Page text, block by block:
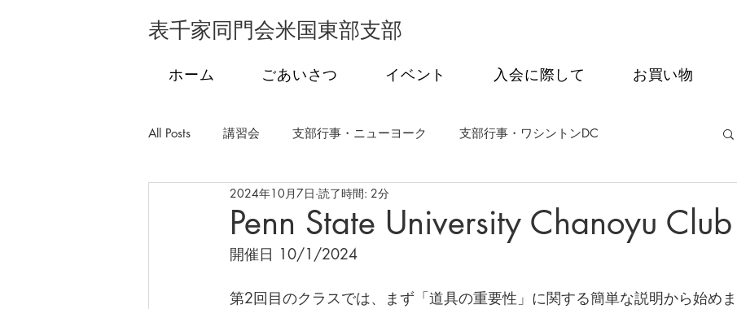
表千家同門会米国東部支部
ホーム ごあいさつ イベント 入会に際して お買い物
All Posts 講習会 支部行事・ニューヨーク 支部行事・ワシントンDC
支部行事・フロリダ 支部行事・フィラデルフィア
発会式 市民茶会
Penn State University Chanoyu Club
2024年10月7日 読了時間: 2分
開催日 10/1/2024
第2回目のクラスでは、まず「道具の重要性」に関する簡単な説明から始め